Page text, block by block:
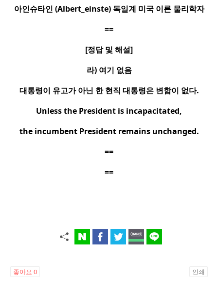
아인슈타인 (Albert_einste) 독일계 미국 이론 물리학자
==
[정답 및 해설]
라) 여기 없음
대통령이 유고가 아닌 한 현직 대통령은 변함이 없다.
Unless the President is incapacitated,
the incumbent President remains unchanged.
==
==
좋아요 0 인쇄